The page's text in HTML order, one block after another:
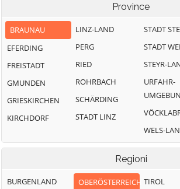
Haigermoos
Handenberg
Uttendorf
Hochburg-Ach
Höhnhart
Jeging
Neukirchen an
Walde
Schalchen
Schwand im
Tarsdorf
Treubach
Überackern
Weng im
Province
BRAUNAU
EFERDING
FREISTADT
GMUNDEN
GRIESKIRCHEN
KIRCHDORF
LINZ-LAND
PERG
RIED
ROHRBACH
SCHÄRDING
STADT LINZ
STADT
STADT
STEYR-
URFAHR-
WELS-
Regioni
BURGENLAND
OBERÖSTERREICH TIROL